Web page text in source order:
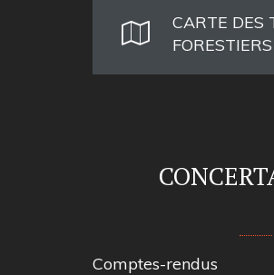
CARTE DES
FORESTIERS
Comptes-rendus